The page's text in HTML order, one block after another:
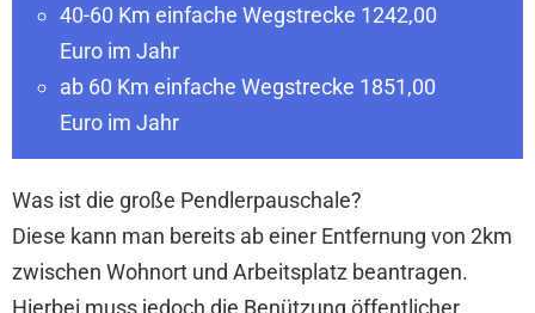
40-60 Km einfache Wegstrecke 1242,00
Euro im Jahr
ab 60 Km einfache Wegstrecke 1851,00
Euro im Jahr
Was ist die große Pendlerpauschale?
Diese kann man bereits ab einer Entfernung von 2km
zwischen Wohnort und Arbeitsplatz beantragen.
Hierbei muss jedoch die Benützung öffentlicher